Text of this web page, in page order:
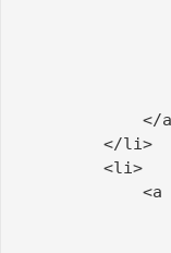
</
        </li>
        <li>
<a